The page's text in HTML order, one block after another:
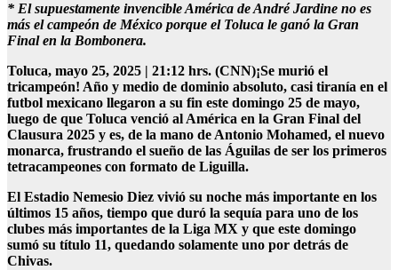
* El supuestamente invencible América de André Jardine no es
más el campeón de México porque el Toluca le ganó la Gran
Final en la Bombonera.
Toluca, mayo 25, 2025 | 21:12 hrs. (CNN)¡Se murió el
tricampeón! Año y medio de dominio absoluto, casi tiranía en el
futbol mexicano llegaron a su fin este domingo 25 de mayo,
luego de que Toluca venció al América en la Gran Final del
Clausura 2025 y es, de la mano de Antonio Mohamed, el nuevo
monarca, frustrando el sueño de las Águilas de ser los primeros
tetracampeones con formato de Liguilla.
El Estadio Nemesio Diez vivió su noche más importante en los
últimos 15 años, tiempo que duró la sequía para uno de los
clubes más importantes de la Liga MX y que este domingo
sumó su título 11, quedando solamente uno por detrás de
Chivas.